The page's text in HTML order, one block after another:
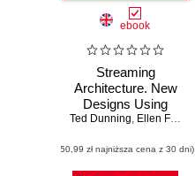
ebook
Streaming
Architecture. New
Designs Using
Apache Kafka and
Ted Dunning, Ellen Friedman
(50,99 zł najniższa cena z 30 dni)